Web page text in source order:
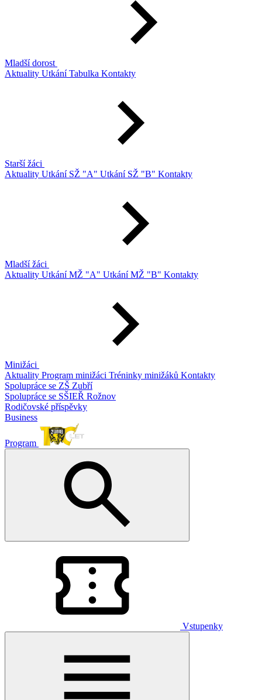
Mladší dorost
Aktuality UtkáníTabulka Kontakty
Starší žáci
Aktuality Utkání SŽ "A" Utkání SŽ "B" Kontakty
Mladší žáci
Aktuality Utkání MŽ "A" Utkání MŽ "B" Kontakty
Minižáci
Aktuality Program minižáci Tréninky minižáků Kontakty
Spolupráce se ZŠ Zubří
Spolupráce se SŠIEŘ Rožnov
Rodičovské příspěvky
Business
Program
Vstupenky